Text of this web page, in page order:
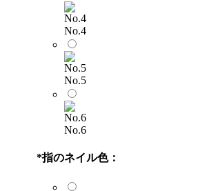
No.4
No.5
No.6
*指のネイル色：